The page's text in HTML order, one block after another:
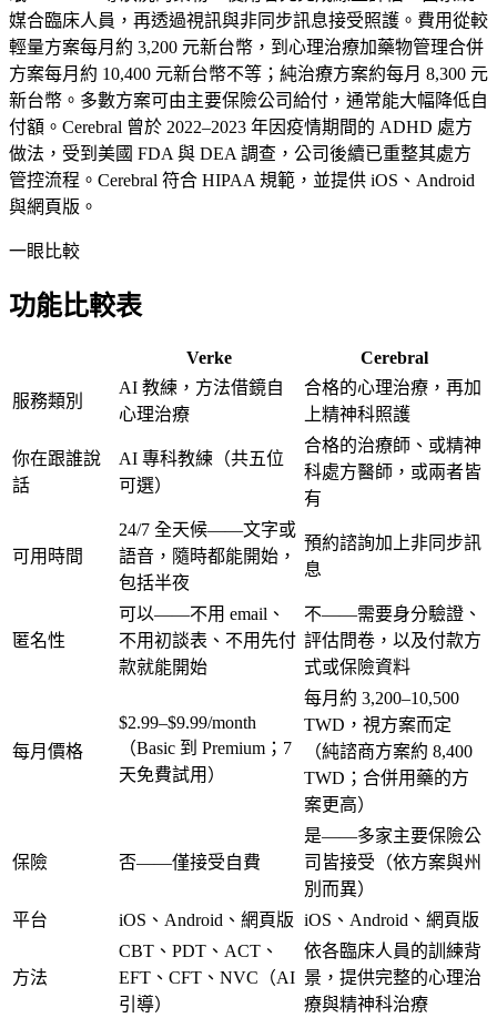
媒合臨床人員，再透過視訊與非同步訊息接受照護。費用從較
輕量方案每月約 3,200 元新台幣，到心理治療加藥物管理合併
方案每月約 10,400 元新台幣不等；純治療方案約每月 8,300 元
新台幣。多數方案可由主要保險公司給付，通常能大幅降低自
付額。Cerebral 曾於 2022–2023 年因疫情期間的 ADHD 處方
做法，受到美國 FDA 與 DEA 調查，公司後續已重整其處方
管控流程。Cerebral 符合 HIPAA 規範，並提供 iOS、Android
與網頁版。
一眼比較
功能比較表
Verke Cerebral
服務類別
AI 教練，方法借鏡自
心理治療
合格的心理治療，再加
上精神科照護
你在跟誰說
話
AI 專科教練（共五位
可選）
合格的治療師、或精神
科處方醫師，或兩者皆
有
可用時間
24/7 全天候——文字或
語音，隨時都能開始，
包括半夜
預約諮詢加上非同步訊
息
匿名性
可以——不用 email、
不用初談表、不用先付
款就能開始
不——需要身分驗證、
評估問卷，以及付款方
式或保險資料
每月價格
$2.99–$9.99/month
（Basic 到 Premium；7
天免費試用）
每月約 3,200–10,500
TWD ，視方案而定
（純諮商方案約 8,400
TWD；合併用藥的方
案更高）
保險 否——僅接受自費
是——多家主要保險公
司皆接受（依方案與州
別而異）
平台
iOS、Android、網頁版 iOS、Android、網頁版
方法
CBT、PDT、ACT、
EFT、CFT、NVC（AI
引導）
依各臨床人員的訓練背
景，提供完整的心理治
療與精神科治療